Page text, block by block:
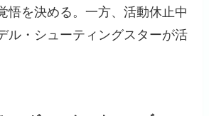
悟を決める。一方、活動休止中
ル・シューティングスターが活